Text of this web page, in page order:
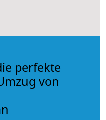
perfekte
von